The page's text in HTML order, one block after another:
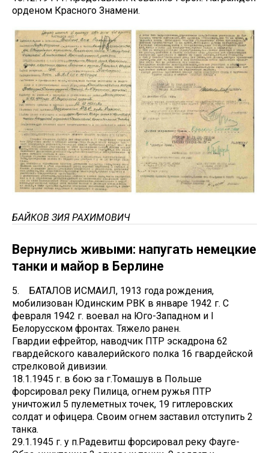
орденом Красного Знамени.
БАЙКОВ ЗИЯ РАХИМОВИЧ
Вернулись живыми: напугать немецкие
танки и майор в Берлине
5. БАТАЛОВ ИСМАИЛ, 1913 года рождения,
мобилизован Юдинским РВК в январе 1942 г. С
февраля 1942 г. воевал на Юго-Западном и I
Белорусском фронтах. Тяжело ранен.
Гвардии ефрейтор, наводчик ПТР эскадрона 62
гвардейского кавалерийского полка 16 гвардейской
стрелковой дивизии.
18.1.1945 г. в бою за г.Томашув в Польше
форсировал реку Пилица, огнем ружья ПТР
уничтожил 5 пулеметных точек, 19 гитлеровских
солдат и офицера. Своим огнем заставил отступить 2
танка.
29.1.1945 г. у п.Радевитш форсировал реку Фауге-